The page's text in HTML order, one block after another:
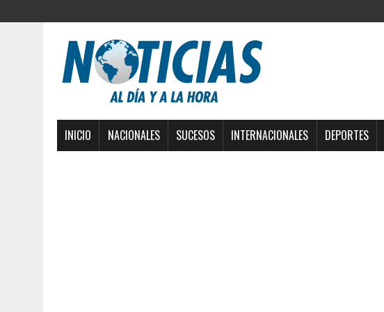
INICIO NACIONALES SUCESOS INTERNACIONALES DEPORTES